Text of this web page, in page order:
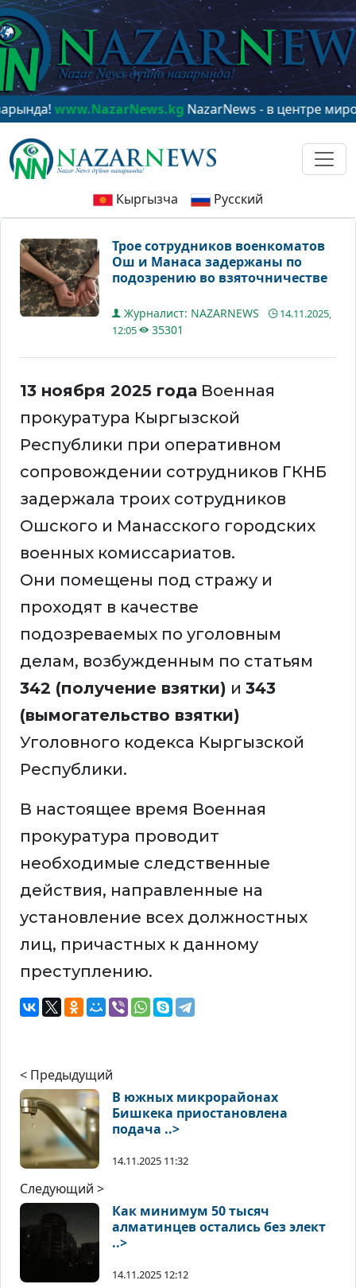
www.NazarNews.kgNazarNews - в центре мирового
Кыргызча Русский
Трое сотрудников военкоматов
Ош и Манаса задержаны по
подозрению во взяточничестве
Журналист: NAZARNEWS
14.11.2025,
12:05
35301
13 ноября 2025 года Военная
прокуратура Кыргызской
Республики при оперативном
сопровождении сотрудников ГКНБ
задержала троих сотрудников
Ошского и Манасского городских
военных комиссариатов.
Они помещены под стражу и
проходят в качестве
подозреваемых по уголовным
делам, возбужденным по статьям
342 (получение взятки) и 343
(вымогательство взятки)
Уголовного кодекса Кыргызской
Республики.
В настоящее время Военная
прокуратура проводит
необходимые следственные
действия, направленные на
установление всех должностных
лиц, причастных к данному
преступлению.
< Предыдущий
В южных микрорайонах
Бишкека приостановлена
подача ..>
14.11.2025 11:32
Следующий >
Как минимум 50 тысяч
алматинцев остались без элект
..>
14.11.2025 12:12